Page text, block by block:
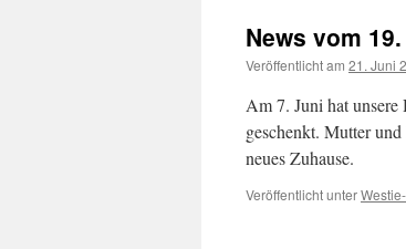
News vom
Veröffentlicht am 21. Juni
Am 7. Juni hat
geschenkt. Mutter
neues Zuhause.
Veröffentlicht unter